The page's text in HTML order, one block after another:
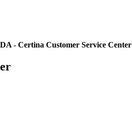
- Certina Customer Service Center